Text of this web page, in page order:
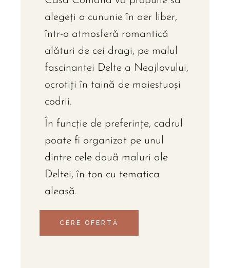
alegeți o cununie în aer liber,
într-o atmosferă romantică
alături de cei dragi, pe malul
fascinantei Delte a Neajlovului,
ocrotiți în taină de maiestuoși
codrii.
În funcție de preferințe, cadrul
poate fi organizat pe unul
dintre cele două maluri ale
Deltei, în ton cu tematica
aleasă.
CERE OFERTĂ